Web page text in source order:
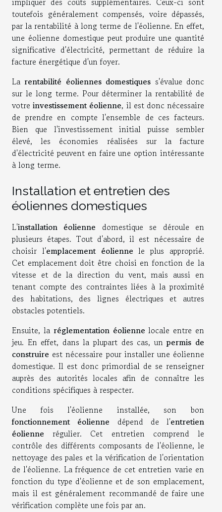
toutefois généralement compensés, voire dépassés,
par la rentabilité à long terme de l'éolienne. En effet,
une éolienne domestique peut produire une quantité
significative d'électricité, permettant de réduire la
facture énergétique d'un foyer.
La rentabilité éoliennes domestiques s'évalue donc
sur le long terme. Pour déterminer la rentabilité de
votreinvestissement éolienne, il est donc nécessaire
de prendre en compte l'ensemble de ces facteurs.
Bien que l'investissement initial puisse sembler
élevé, les économies réalisées sur la facture
d'électricité peuvent en faire une option intéressante
à long terme.
Installation et entretien des
éoliennes domestiques
L'installation éolienne domestique se déroule en
plusieurs étapes. Tout d'abord, il est nécessaire de
choisir l'emplacement éolienne le plus approprié.
Cet emplacement doit être choisi en fonction de la
vitesse et de la direction du vent, mais aussi en
tenant compte des contraintes liées à la proximité
des habitations, des lignes électriques et autres
obstacles potentiels.
Ensuite, la réglementation éolienne locale entre en
jeu. En effet, dans la plupart des cas, unpermis de
construire est nécessaire pour installer une éolienne
domestique. Il est donc primordial de se renseigner
auprès des autorités locales afin de connaître les
conditions spécifiques à respecter.
Une fois l'éolienne installée, son bon
fonctionnement éolienne dépend de l'entretien
éolienne régulier. Cet entretien comprend le
contrôle des différents composants de l'éolienne, le
nettoyage des pales et la vérification de l'orientation
de l'éolienne. La fréquence de cet entretien varie en
fonction du type d'éolienne et de son emplacement,
mais il est généralement recommandé de faire une
vérification complète une fois par an.